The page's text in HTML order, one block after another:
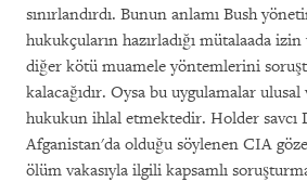
sınırlandırdı. Bunun anlamı Bush
hukukçuların hazırladığı mütalaada
diğer kötü muamele yöntemlerini
kalacağıdır. Oysa bu uygulamalar ulusal
hukukun ihlal etmektedir. Holder savcı
Afganistan'da olduğu söylenen CIA
ölüm vakasıyla ilgili kapsamlı